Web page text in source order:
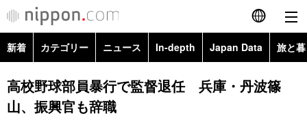
English
简体字
新着 カテゴリー ニュース In-depth Japan Data 旅と
政治・外交
経済・ビジネス
Topics
高校野球部員暴行で監督退任 兵庫・丹波篠
山、振興官も辞職